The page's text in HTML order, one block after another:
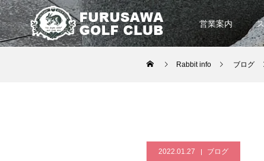
営業案内
Rabbit info ブログ
2022.01.27 ブログ